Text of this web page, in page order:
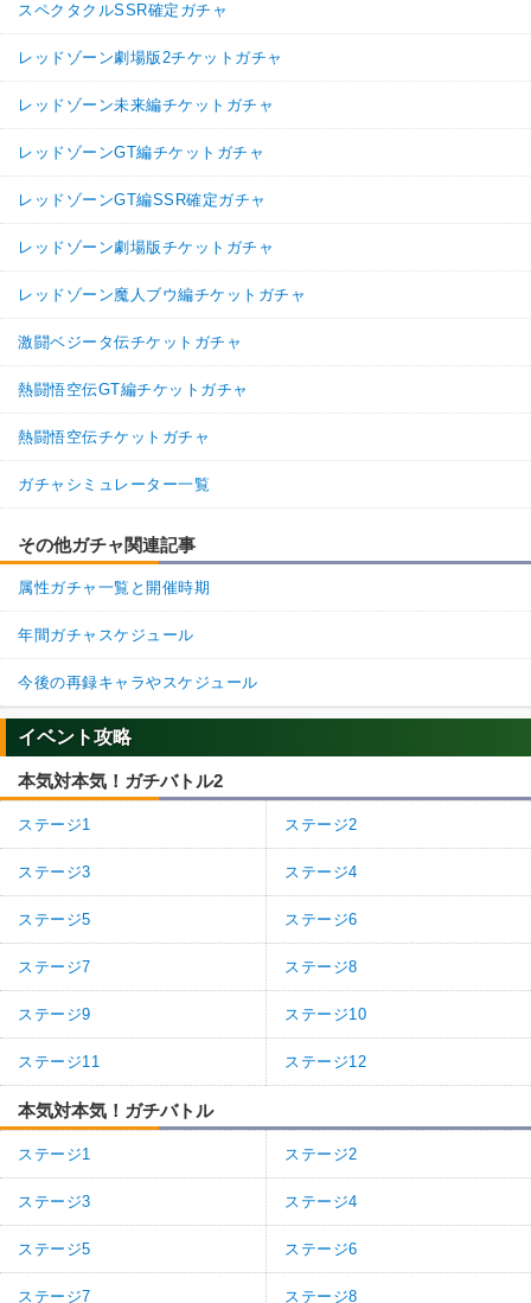
スペクタクルSSR確定ガチャ
レッドゾーン劇場版2チケットガチャ
レッドゾーン未来編チケットガチャ
レッドゾーンGT編チケットガチャ
レッドゾーンGT編SSR確定ガチャ
レッドゾーン劇場版チケットガチャ
レッドゾーン魔人ブウ編チケットガチャ
激闘ベジータ伝チケットガチャ
熱闘悟空伝GT編チケットガチャ
熱闘悟空伝チケットガチャ
ガチャシミュレーター一覧
その他ガチャ関連記事
属性ガチャ一覧と開催時期
年間ガチャスケジュール
今後の再録キャラやスケジュール
イベント攻略
本気対本気！ガチバトル2
ステージ1 ステージ2
ステージ3 ステージ4
ステージ5 ステージ6
ステージ7 ステージ8
ステージ9 ステージ10
ステージ11 ステージ12
本気対本気！ガチバトル
ステージ1 ステージ2
ステージ3 ステージ4
ステージ5 ステージ6
ステージ7 ステージ8